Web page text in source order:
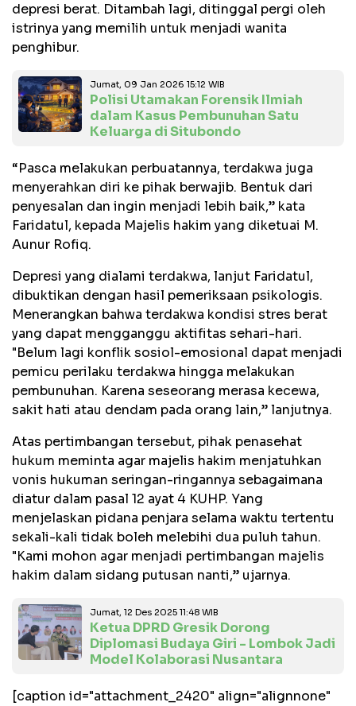
depresi berat. Ditambah lagi, ditinggal pergi oleh
istrinya yang memilih untuk menjadi wanita
penghibur.
Jumat, 09 Jan 2026 15:12 WIB
Polisi Utamakan Forensik Ilmiah
dalam Kasus Pembunuhan Satu
Keluarga di Situbondo
“Pasca melakukan perbuatannya, terdakwa juga
menyerahkan diri ke pihak berwajib. Bentuk dari
penyesalan dan ingin menjadi lebih baik,” kata
Faridatul, kepada Majelis hakim yang diketuai M.
Aunur Rofiq.
Depresi yang dialami terdakwa, lanjut Faridatul,
dibuktikan dengan hasil pemeriksaan psikologis.
Menerangkan bahwa terdakwa kondisi stres berat
yang dapat mengganggu aktifitas sehari-hari.
"Belum lagi konflik sosiol-emosional dapat menjadi
pemicu perilaku terdakwa hingga melakukan
pembunuhan. Karena seseorang merasa kecewa,
sakit hati atau dendam pada orang lain,” lanjutnya.
Atas pertimbangan tersebut, pihak penasehat
hukum meminta agar majelis hakim menjatuhkan
vonis hukuman seringan-ringannya sebagaimana
diatur dalam pasal 12 ayat 4 KUHP. Yang
menjelaskan pidana penjara selama waktu tertentu
sekali-kali tidak boleh melebihi dua puluh tahun.
"Kami mohon agar menjadi pertimbangan majelis
hakim dalam sidang putusan nanti,” ujarnya.
Jumat, 12 Des 2025 11:48 WIB
Ketua DPRD Gresik Dorong
Diplomasi Budaya Giri - Lombok Jadi
Model Kolaborasi Nusantara
[caption id="attachment_2420" align="alignnone"